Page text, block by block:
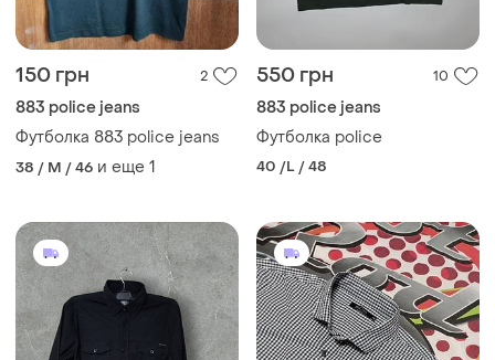
150 грн 2
883 police jeans
Футболка 883 police jeans
38 / M / 46 и еще 1
550 грн 10
883 police jeans
Футболка police
40 /L / 48